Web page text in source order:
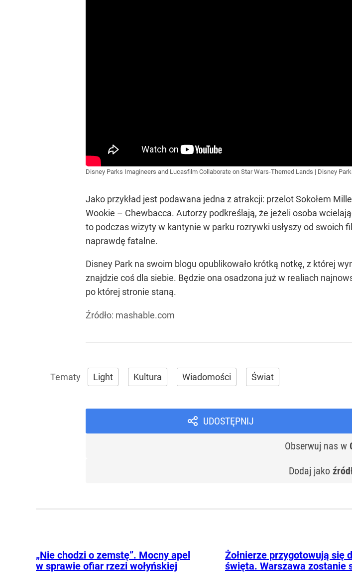
Disney Parks Imagineers and Lucasfilm Collaborate on Star Wars-Themed Lands | Disney
Jako przykład jest podawana jedna z atrakcji: przelot Sokołem
Wookie – Chewbacca. Autorzy podkreślają, że jeżeli osoba
to podczas wizyty w kantynie w parku rozrywki usłyszy od swoich
naprawdę fatalne.
Disney Park na swoim blogu opublikowało krótką notkę, z której
znajdzie coś dla siebie. Będzie ona osadzona już w realiach
po której stronie staną.
Źródło: mashable.com
Light Kultura Wiadomości Świat
UDOSTĘPNIJ
Obserwuj nas w
Dodaj jako
„Nie chodzi o zemstę”. Mocny apel
w sprawie ofiar rzezi wołyńskiej
Żołnierze przygotowują się
święta. Warszawa zostanie